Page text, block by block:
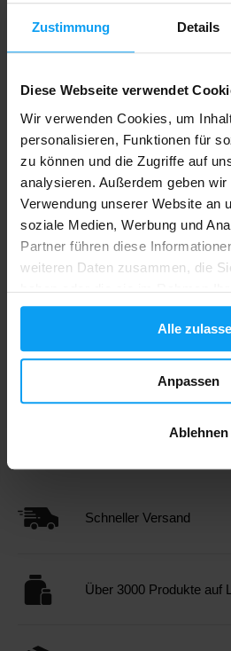
Zustimmung Details
Diese Webseite verwendet
Wir verwenden Cookies, um
personalisieren, Funktionen für
zu können und die Zugriffe auf
analysieren. Außerdem geben
Verwendung unserer Website an
soziale Medien, Werbung und
Partner führen diese
weiteren Daten zusammen, die
haben oder die sie im Rahmen
gesammelt haben.
Alle
Anpassen
Ablehnen
Neoprene Dip Belt with Chain
20,29
NICHT MEHR LIEFERBAR
-19%
Restless and Wild Belt MFB-999
Schneller Versand
Über 3000 Produkte auf